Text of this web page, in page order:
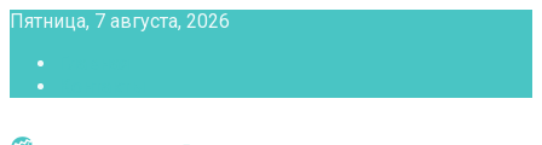
Пятница, 7 августа, 2026